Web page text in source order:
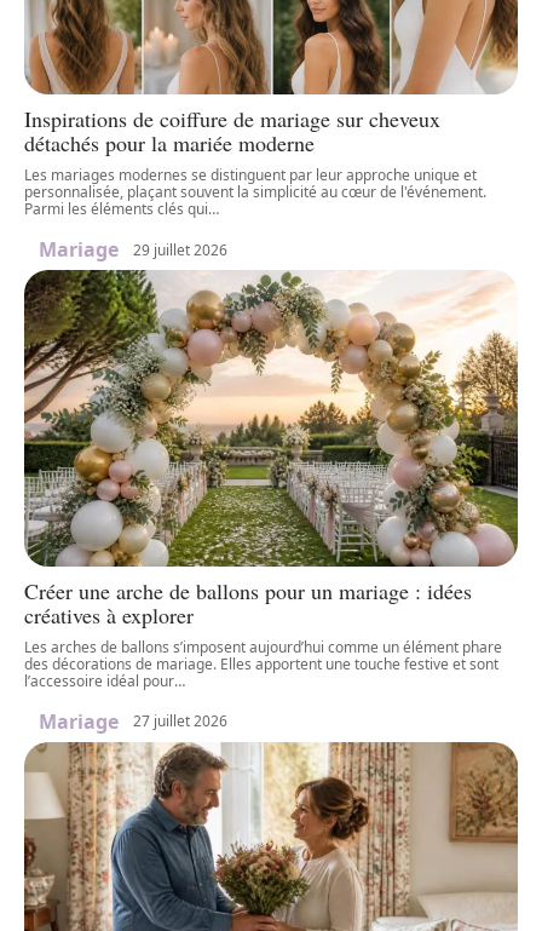
Inspirations de coiffure de mariage sur cheveux
détachés pour la mariée moderne
Les mariages modernes se distinguent par leur approche unique et
personnalisée, plaçant souvent la simplicité au cœur de l'événement.
Parmi les éléments clés qui…
Mariage 29 juillet 2026
Créer une arche de ballons pour un mariage : idées
créatives à explorer
Les arches de ballons s’imposent aujourd’hui comme un élément phare
des décorations de mariage. Elles apportent une touche festive et sont
l’accessoire idéal pour…
Mariage 27 juillet 2026